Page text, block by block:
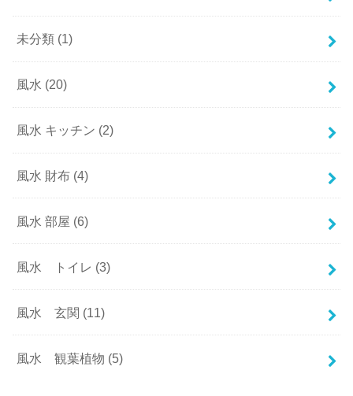
未分類 (1)
風水 (20)
風水 キッチン (2)
風水 財布 (4)
風水 部屋 (6)
風水 トイレ (3)
風水 玄関 (11)
風水 観葉植物 (5)